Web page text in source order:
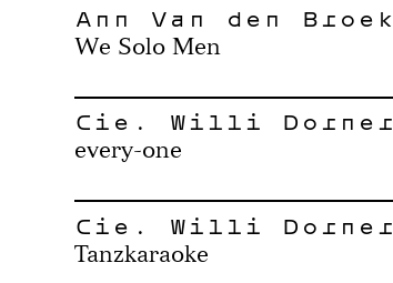
Ann Van den Broek
We Solo Men
Cie. Willi Dorner
every-one
Cie. Willi Dorner
Tanzkaraoke